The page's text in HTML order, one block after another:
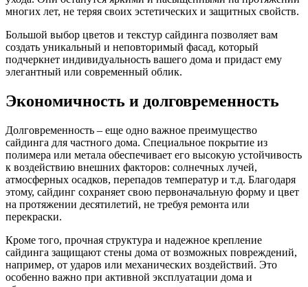
многих лет, не теряя своих эстетических и защитных свойств.
Большой выбор цветов и текстур сайдинга позволяет вам
создать уникальный и неповторимый фасад, который
подчеркнет индивидуальность вашего дома и придаст ему
элегантный или современный облик.
Экономичность и долговременность
Долговременность – еще одно важное преимущество
сайдинга для частного дома. Специальное покрытие из
полимера или метала обеспечивает его высокую устойчивость
к воздействию внешних факторов: солнечных лучей,
атмосферных осадков, перепадов температур и т.д. Благодаря
этому, сайдинг сохраняет свою первоначальную форму и цвет
на протяжении десятилетий, не требуя ремонта или
перекраски.
Кроме того, прочная структура и надежное крепление
сайдинга защищают стены дома от возможных повреждений,
например, от ударов или механических воздействий. Это
особенно важно при активной эксплуатации дома и